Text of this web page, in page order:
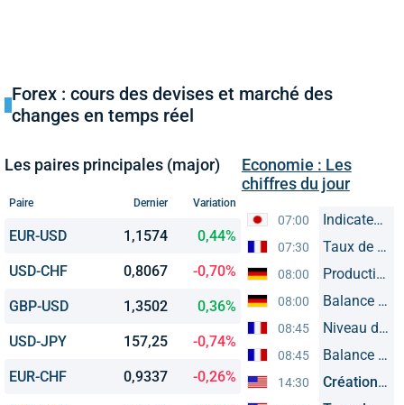
Forex : cours des devises et marché des
changes en temps réel
Les paires principales (major)
Paire Dernier Variation
EUR-USD 1,1574 0,44%
USD-CHF 0,8067 -0,70%
GBP-USD 1,3502 0,36%
USD-JPY 157,25 -0,74%
EUR-CHF 0,9337 -0,26%
Economie : Les
chiffres du jour
07:00 Indicateurs économiques avancés
07:30 Taux de chômage (BIT)
08:00 Production industrielle
08:00 Balance commerciale
08:45 Niveau des comptes courants
08:45 Balance commerciale
14:30 Créations d'emploi